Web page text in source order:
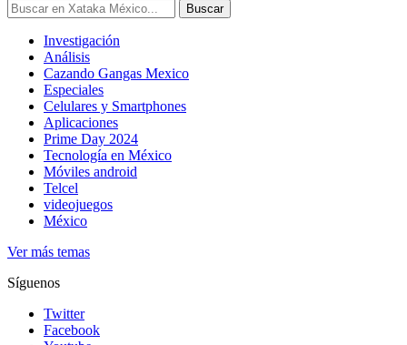
Buscar
Investigación
Análisis
Cazando Gangas Mexico
Especiales
Celulares y Smartphones
Aplicaciones
Prime Day 2024
Tecnología en México
Móviles android
Telcel
videojuegos
México
Ver más temas
Síguenos
Twitter
Facebook